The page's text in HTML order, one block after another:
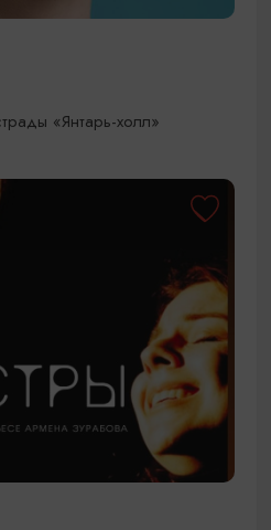
«Янтарь-холл»